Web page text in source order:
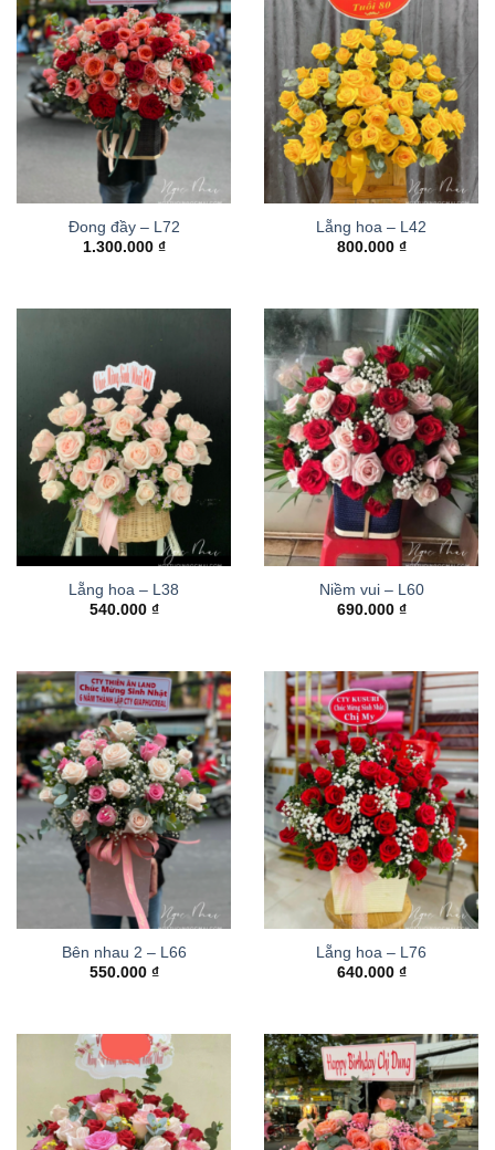
Đong đầy – L72
1.300.000 ₫
Lẵng hoa – L42
800.000 ₫
Lẵng hoa – L38
540.000 ₫
Niềm vui – L60
690.000 ₫
Bên nhau 2 – L66
550.000 ₫
Lẵng hoa – L76
640.000 ₫